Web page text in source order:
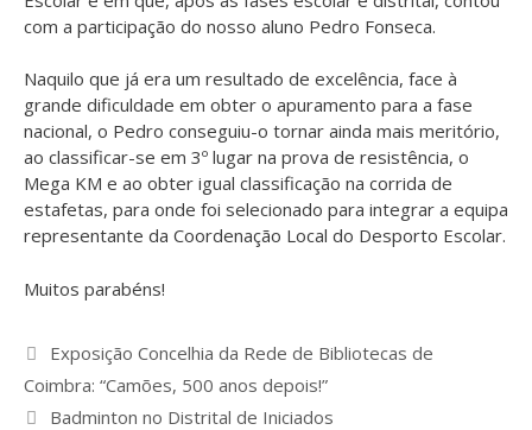
com a participação do nosso aluno Pedro Fonseca.
Naquilo que já era um resultado de excelência, face à
grande dificuldade em obter o apuramento para a fase
nacional, o Pedro conseguiu-o tornar ainda mais meritório,
ao classificar-se em 3º lugar na prova de resistência, o
Mega KM e ao obter igual classificação na corrida de
estafetas, para onde foi selecionado para integrar a equipa
representante da Coordenação Local do Desporto Escolar.
Muitos parabéns!
Navegação
de
Exposição Concelhia da Rede de Bibliotecas de
Coimbra: “Camões, 500 anos depois!”
Badminton no Distrital de Iniciados